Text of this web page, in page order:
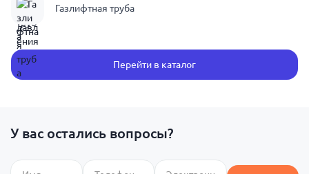
Газлифтная труба
Перейти в каталог
У вас остались вопросы?